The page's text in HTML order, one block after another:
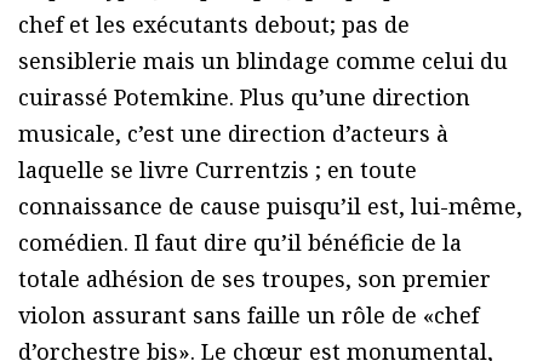
chef et les exécutants debout; pas de
sensiblerie mais un blindage comme celui du
cuirassé Potemkine. Plus qu’une direction
musicale, c’est une direction d’acteurs à
laquelle se livre Currentzis ; en toute
connaissance de cause puisqu’il est, lui-même,
comédien. Il faut dire qu’il bénéficie de la
totale adhésion de ses troupes, son premier
violon assurant sans faille un rôle de «chef
d’orchestre bis». Le chœur est monumental,